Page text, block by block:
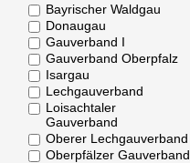
Bayrischer Waldgau
Donaugau
Gauverband I
Gauverband Oberpfalz
Isargau
Lechgauverband
Loisachtaler
Gauverband
Oberer Lechgauverband
Oberpfälzer Gauverband